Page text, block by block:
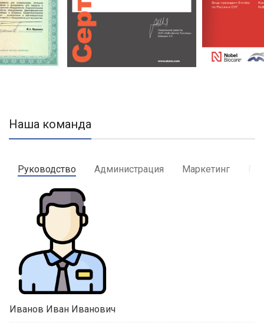
Наша команда
Руководство Администрация Маркетинг
Иванов Иван Иванович